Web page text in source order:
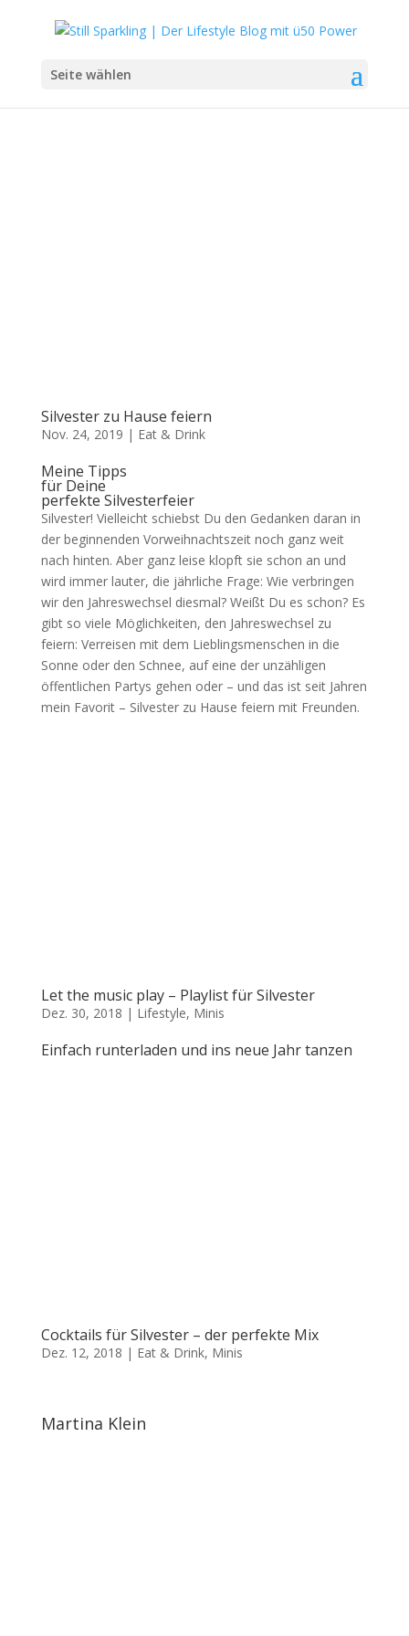
Seite wählen
Silvester zu Hause feiern
Nov. 24, 2019 | Eat & Drink
Meine Tipps
für Deine
perfekte Silvesterfeier
Silvester! Vielleicht schiebst Du den Gedanken daran in
der beginnenden Vorweihnachtszeit noch ganz weit
nach hinten. Aber ganz leise klopft sie schon an und
wird immer lauter, die jährliche Frage: Wie verbringen
wir den Jahreswechsel diesmal? Weißt Du es schon? Es
gibt so viele Möglichkeiten, den Jahreswechsel zu
feiern: Verreisen mit dem Lieblingsmenschen in die
Sonne oder den Schnee, auf eine der unzähligen
öffentlichen Partys gehen oder – und das ist seit Jahren
mein Favorit – Silvester zu Hause feiern mit Freunden.
Let the music play – Playlist für Silvester
Dez. 30, 2018 | Lifestyle, Minis
Einfach runterladen und ins neue Jahr tanzen
Cocktails für Silvester – der perfekte Mix
Dez. 12, 2018 | Eat & Drink, Minis
Martina Klein